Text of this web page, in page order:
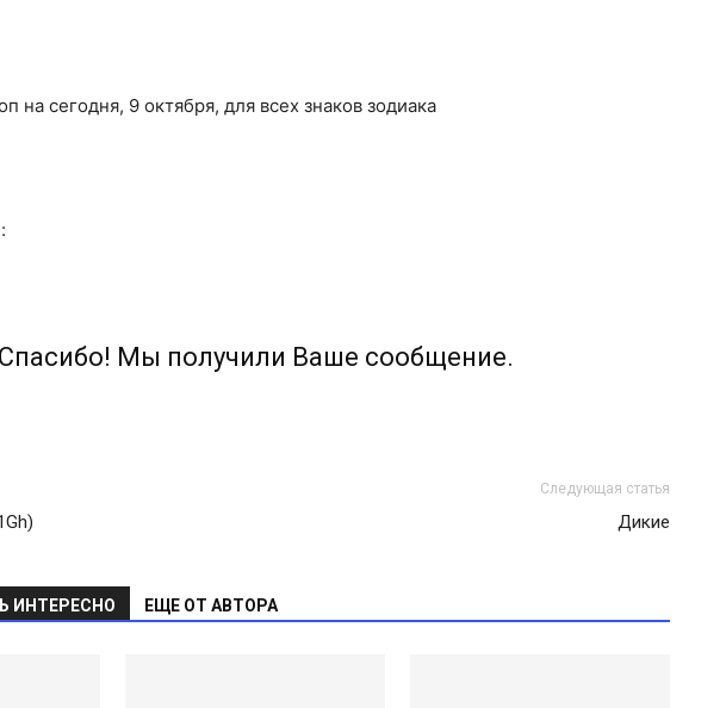
на сегодня, 9 октября, для всех знаков зодиака
Спасибо! Мы получили Ваше сообщение.
Следующая статья
Дикие
ИНТЕРЕСНО ЕЩЕ ОТ АВТОРА